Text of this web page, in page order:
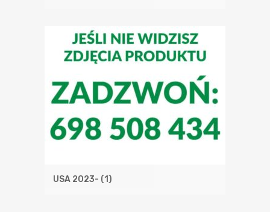
USA 2023- (1)